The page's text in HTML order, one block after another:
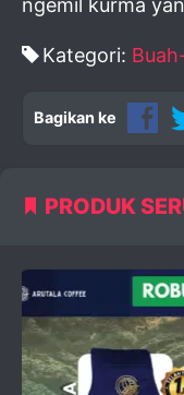
ngemil kurma
Kategori:
Bagikan ke
PRODUK